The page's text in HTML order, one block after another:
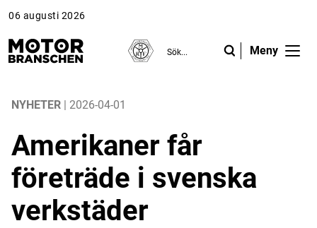
06 augusti 2026
Meny
Reportage
Krönikor
NYHETER | 2026-04-01
Amerikaner får
företräde i svenska
verkstäder